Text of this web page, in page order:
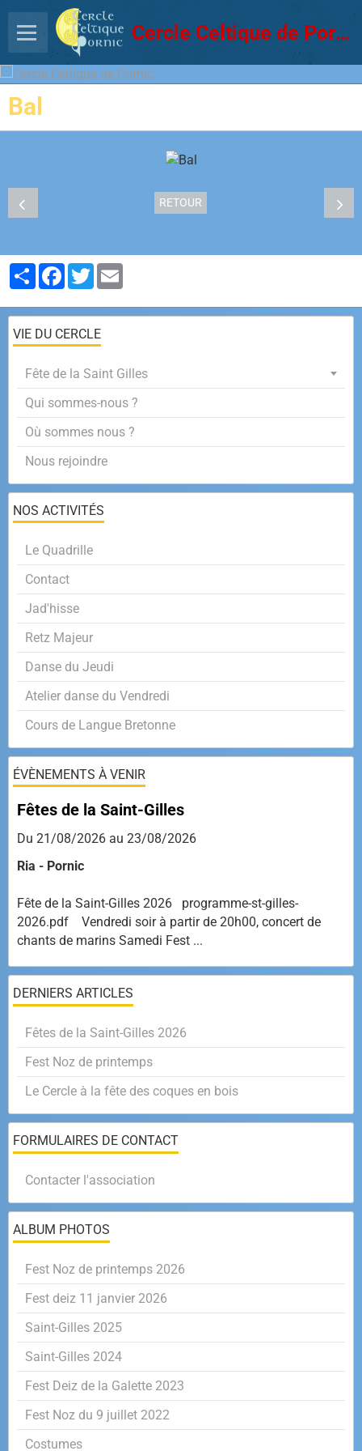
Cercle Celtique de Pornic
Bal
RETOUR
PartagerFacebook
Twitter
VIE DU CERCLE
Fête de la Saint Gilles
Qui sommes-nous ?
Où sommes nous ?
Nous rejoindre
NOS ACTIVITÉS
Le Quadrille
Contact
Jad'hisse
Retz Majeur
Danse du Jeudi
Atelier danse du Vendredi
Cours de Langue Bretonne
ÉVÈNEMENTS À VENIR
Fêtes de la Saint-Gilles
Du 21/08/2026 au 23/08/2026
Ria - Pornic
Fête de la Saint-Gilles 2026 programme-st-gilles-
2026.pdf Vendredi soir à partir de 20h00, concert de
chants de marins Samedi Fest ...
DERNIERS ARTICLES
Fêtes de la Saint-Gilles 2026
Fest Noz de printemps
Le Cercle à la fête des coques en bois
FORMULAIRES DE CONTACT
Contacter l'association
ALBUM PHOTOS
Fest Noz de printemps 2026
Fest deiz 11 janvier 2026
Saint-Gilles 2025
Saint-Gilles 2024
Fest Deiz de la Galette 2023
Fest Noz du 9 juillet 2022
Costumes